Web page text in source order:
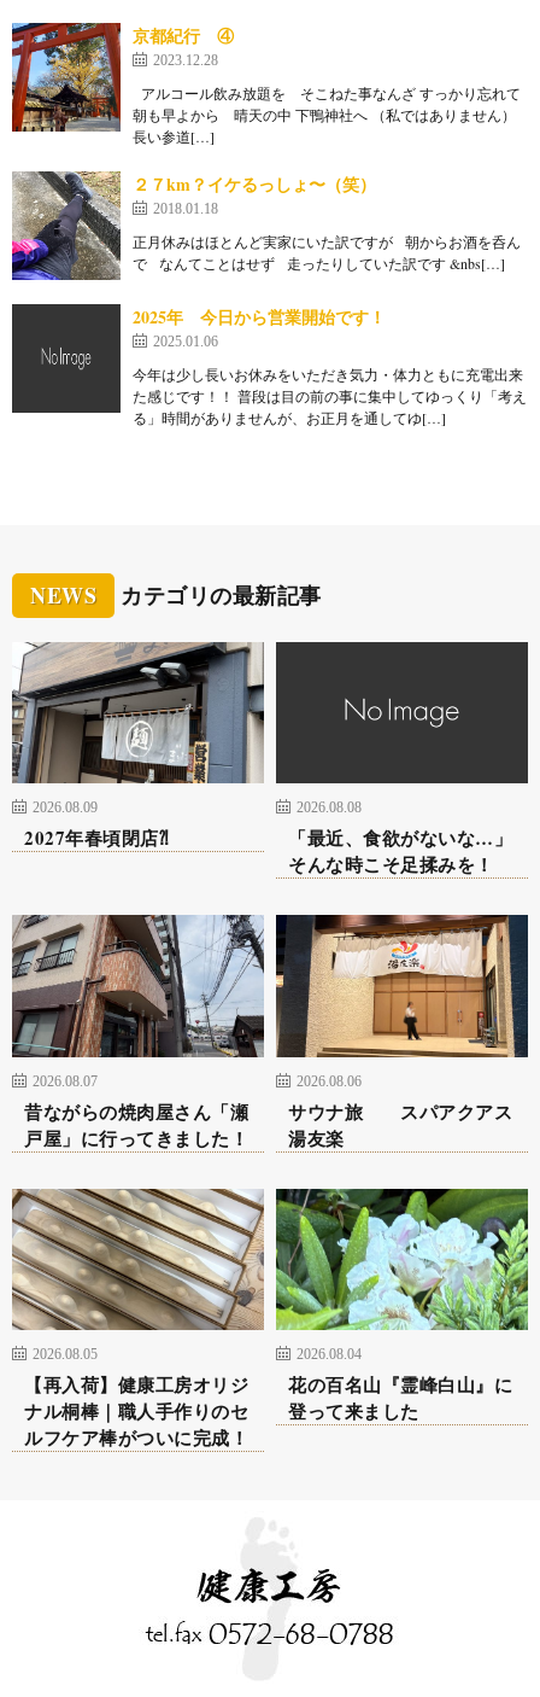
京都紀行 ④
2023.12.28
アルコール飲み放題を そこねた事なんざ すっかり忘れて
朝も早よから 晴天の中 下鴨神社へ （私ではありません）
長い参道[…]
２７km？イケるっしょ〜（笑）
2018.01.18
正月休みはほとんど実家にいた訳ですが 朝からお酒を呑ん
で なんてことはせず 走ったりしていた訳です &nbs[…]
2025年 今日から営業開始です！
2025.01.06
今年は少し長いお休みをいただき気力・体力ともに充電出来
た感じです！！ 普段は目の前の事に集中してゆっくり「考え
る」時間がありませんが、お正月を通してゆ[…]
NEWS カテゴリの最新記事
2026.08.09
2027年春頃閉店⁈
2026.08.08
「最近、食欲がないな…」
そんな時こそ足揉みを！
2026.08.07
昔ながらの焼肉屋さん「瀬
戸屋」に行ってきました！
2026.08.06
サウナ旅 スパアクアス
湯友楽
2026.08.05
【再入荷】健康工房オリジ
ナル桐棒｜職人手作りのセ
ルフケア棒がついに完成！
2026.08.04
花の百名山『霊峰白山』に
登って来ました